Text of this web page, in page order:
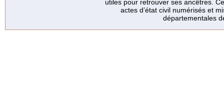
utiles pour retrouver ses ancêtres.
actes d’état civil numérisés et
départementales